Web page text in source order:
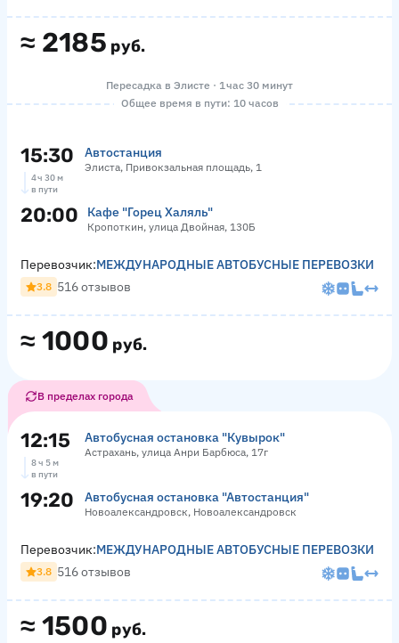
≈ 2185 руб.
Пересадка в Элисте · 1 час 30 минут
Общее время в пути: 10 часов
15:30 Автостанция
Элиста, Привокзальная площадь, 1
4 ч 30 м
в пути
20:00 Кафе "Горец Халяль"
Кропоткин, улица Двойная, 130Б
≈ 1000 руб.
Перевозчик:МЕЖДУНАРОДНЫЕ АВТОБУСНЫЕ ПЕРЕВОЗКИ
3.8 516 отзывов
В пределах города
12:15 Автобусная остановка "Кувырок"
Астрахань, улица Анри Барбюса, 17г
8 ч 5 м
в пути
19:20 Автобусная остановка "Автостанция"
Новоалександровск, Новоалександровск
≈ 1500 руб.
Перевозчик:МЕЖДУНАРОДНЫЕ АВТОБУСНЫЕ ПЕРЕВОЗКИ
3.8 516 отзывов